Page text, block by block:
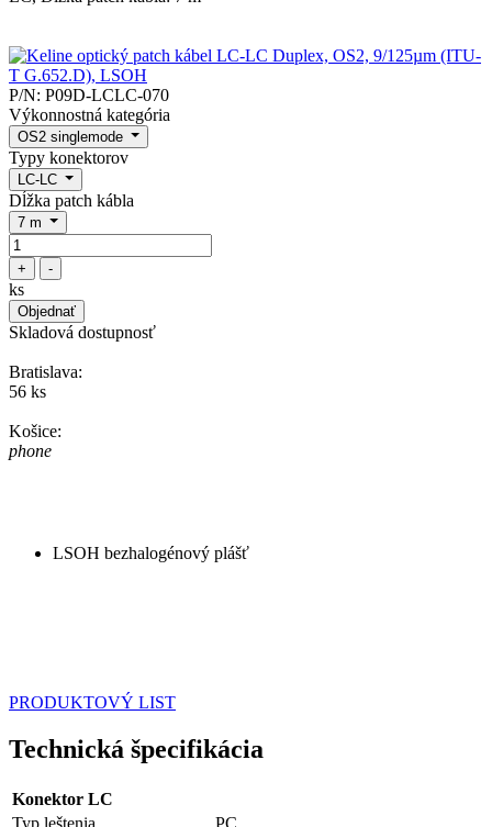
P/N: P09D-LCLC-070
Výkonnostná kategória
OS2 singlemode
Typy konektorov
LC-LC
Dĺžka patch kábla
7 m
+ -
ks
Objednať
Skladová dostupnosť
Bratislava:
56 ks
Košice:
phone
LSOH bezhalogénový plášť
PRODUKTOVÝ LIST
Technická špecifikácia
Konektor LC
Typ leštenia
PC